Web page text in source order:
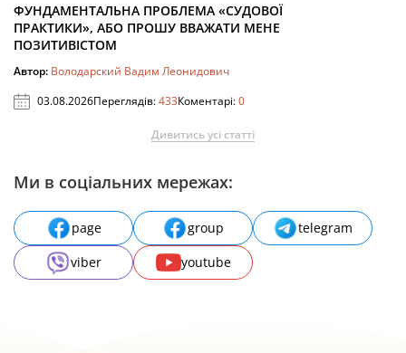
ФУНДАМЕНТАЛЬНА ПРОБЛЕМА «СУДОВОЇ
ПРАКТИКИ», АБО ПРОШУ ВВАЖАТИ МЕНЕ
ПОЗИТИВІСТОМ
Автор: Володарский Вадим Леонидович
03.08.2026Переглядів:433Коментарі:0
Дивитись усі статті
Ми в соціальних мережах:
page group
telegram
viber
youtube